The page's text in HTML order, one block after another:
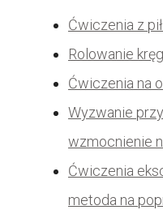
Ćwiczenia z
Rolowanie
Ćwiczenia na
Wyzwanie
wzmocnienie
Ćwiczenia
metoda na